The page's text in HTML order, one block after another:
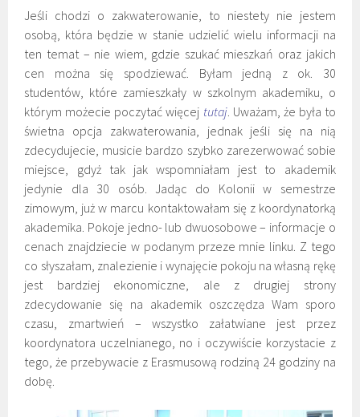
Jeśli chodzi o zakwaterowanie, to niestety nie jestem
osobą, która będzie w stanie udzielić wielu informacji na
ten temat – nie wiem, gdzie szukać mieszkań oraz jakich
cen można się spodziewać. Byłam jedną z ok. 30
studentów, które zamieszkały w szkolnym akademiku, o
którym możecie poczytać więcej tutaj. Uważam, że była to
świetna opcja zakwaterowania, jednak jeśli się na nią
zdecydujecie, musicie bardzo szybko zarezerwować sobie
miejsce, gdyż tak jak wspomniałam jest to akademik
jedynie dla 30 osób. Jadąc do Kolonii w semestrze
zimowym, już w marcu kontaktowałam się z koordynatorką
akademika. Pokoje jedno- lub dwuosobowe – informacje o
cenach znajdziecie w podanym przeze mnie linku. Z tego
co słyszałam, znalezienie i wynajęcie pokoju na własną rękę
jest bardziej ekonomiczne, ale z drugiej strony
zdecydowanie się na akademik oszczędza Wam sporo
czasu, zmartwień – wszystko załatwiane jest przez
koordynatora uczelnianego, no i oczywiście korzystacie z
tego, że przebywacie z Erasmusową rodziną 24 godziny na
dobę.